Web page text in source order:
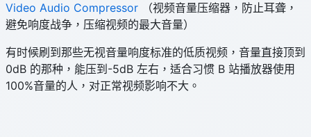
Video Audio Compressor （视频音量压缩器，防止耳聋，
避免响度战争，压缩视频的最大音量）
有时候刷到那些无视音量响度标准的低质视频，音量直接顶到
0dB 的那种，能压到-5dB 左右，适合习惯 B 站播放器使用
100%音量的人，对正常视频影响不大。